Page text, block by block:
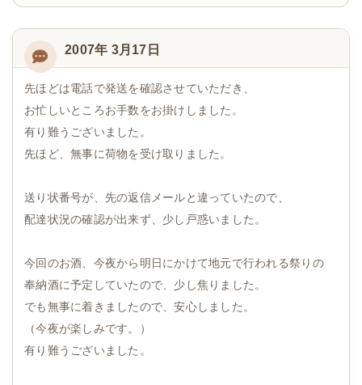
2007年 3月17日
先ほどは電話で発送を確認させていただき、
お忙しいところお手数をお掛けしました。
有り難うございました。
先ほど、無事に荷物を受け取りました。
送り状番号が、先の返信メールと違っていたので、
配達状況の確認が出来ず、少し戸惑いました。
今回のお酒、今夜から明日にかけて地元で行われる祭りの
奉納酒に予定していたので、少し焦りました。
でも無事に着きましたので、安心しました。
（今夜が楽しみです。）
有り難うございました。